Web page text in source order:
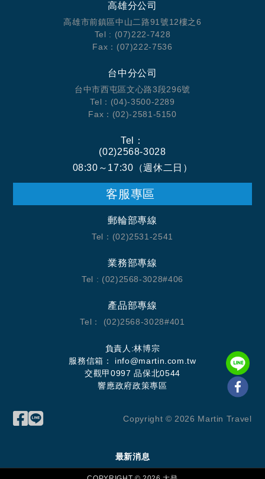
高雄分公司
高雄市前鎮區中山二路91號12樓之6
Tel : (07)222-7428
Fax：(07)222-7536
台中分公司
台中市西屯區文心路3段296號
Tel：(04)-3500-2289
Fax：(02)-2581-5150
Tel：
(02)2568-3028
08:30～17:30（週休二日）
客服專區
郵輪部專線
Tel：(02)2531-2541
業務部專線
Tel : (02)2568-3028#406
產品部專線
Tel： (02)2568-3028#401
負責人:林博宗
服務信箱： info@martin.com.tw
交觀甲0997 品保北0544
響應政府政策專區
Copyright ©2026 Martin Travel
最新消息